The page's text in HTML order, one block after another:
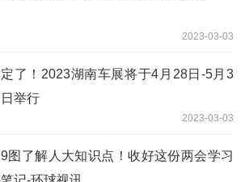
2023-03-03
定了！2023湖南车展将于4月28日-5月3
日举行
2023-03-03
9图了解人大知识点！收好这份两会学习